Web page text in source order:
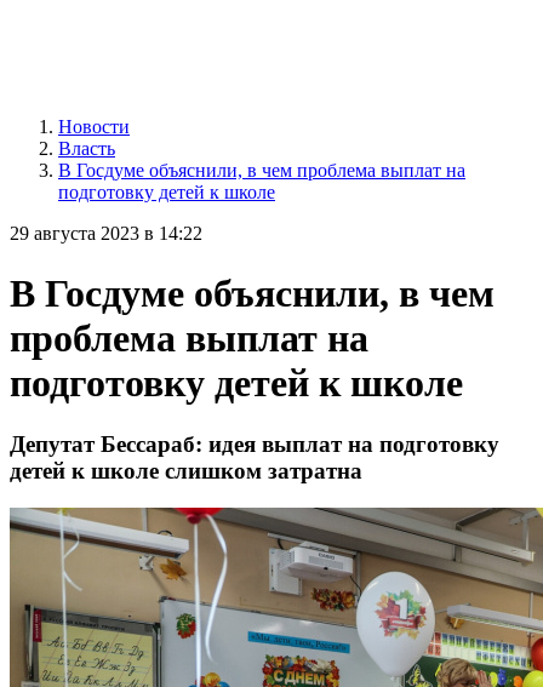
Новости
Власть
В Госдуме объяснили, в чем проблема выплат на
подготовку детей к школе
29 августа 2023 в 14:22
В Госдуме объяснили, в чем
проблема выплат на
подготовку детей к школе
Депутат Бессараб: идея выплат на подготовку
детей к школе слишком затратна